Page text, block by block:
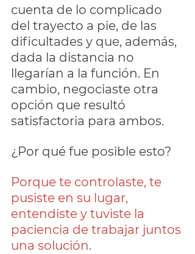
cuenta de lo complicado
del trayecto a pie, de las
dificultades y que, además,
dada la distancia no
llegarían a la función. En
cambio, negociaste otra
opción que resultó
satisfactoria para ambos.
¿Por qué fue posible esto?
Porque te controlaste, te
pusiste en su lugar,
entendiste y tuviste la
paciencia de trabajar juntos
una solución.